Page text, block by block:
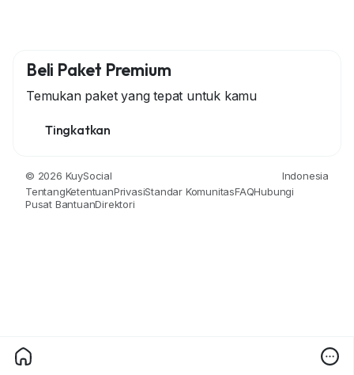
Beli Paket Premium
Temukan paket yang tepat untuk kamu
Tingkatkan
© 2026 KuySocial
Indonesia
TentangKetentuanPrivasiStandar KomunitasFAQHubungi
Pusat BantuanDirektori